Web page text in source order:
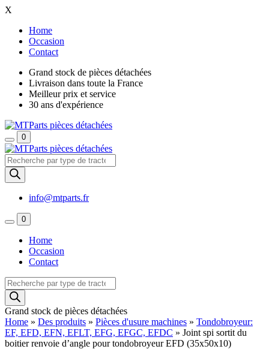
X
Home
Occasion
Contact
Grand stock de pièces détachées
Livraison dans toute la France
Meilleur prix et service
30 ans d'expérience
0
Recherche
de
produits
info@mtparts.fr
0
Home
Occasion
Contact
Recherche
de
produits
Grand stock de pièces détachées
Home » Des produits » Pièces d'usure machines » Tondobroyeur:
EF, EFD, EFN, EFLT, EFG, EFGC, EFDC » Joint spi sortit du
boitier renvoie d’angle pour tondobroyeur EFD (35x50x10)